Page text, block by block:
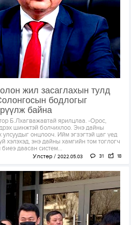
жил засаглахын тулд
бодлогыг
байна
Б.Лхагважавтай ярилцлаа. -Орос,
шинжтэй болчихлоо. Энэ дайны
онцлооч. Ийм эгзэгтэй цаг үед
хэлэхэд, энэ дайны хамгийн том тоглогч
даасан систем...
Улстөр 2022.05.03 31 18